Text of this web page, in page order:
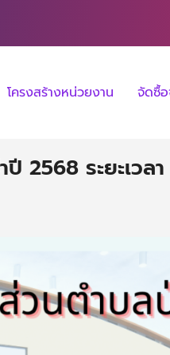
โครงสร้างหน่วยงาน จัดซื้
2568 ระยะเว